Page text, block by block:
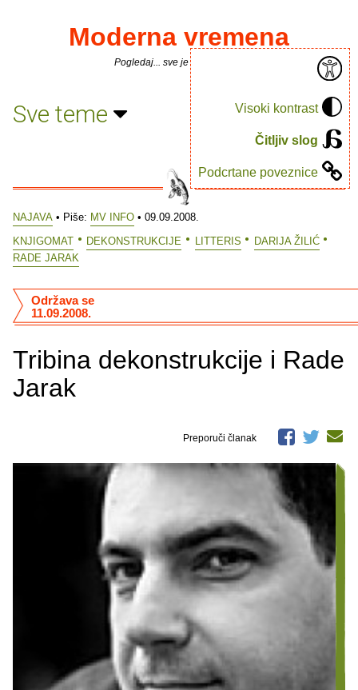
Visoki kontrast
Čitljiv slog
Podcrtane poveznice
Moderna vremena
Pogledaj... sve je puno knjiga.
Sve teme
NAJAVA • Piše: MV INFO • 09.09.2008.
KNJIGOMAT
DEKONSTRUKCIJE LITTERIS
DARIJA ŽILIĆ
RADE JARAK
Tribina dekonstrukcije i Rade
Jarak
Održava se
11.09.2008.
Preporuči članak